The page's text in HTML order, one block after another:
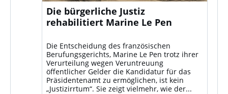
Die bürgerliche Justiz
rehabilitiert Marine Le Pen
Die Entscheidung des französischen
Berufungsgerichts, Marine Le Pen trotz ihrer
Verurteilung wegen Veruntreuung
öffentlicher Gelder die Kandidatur für das
Präsidentenamt zu ermöglichen, ist kein
„Justizirrtum“. Sie zeigt vielmehr, wie der...